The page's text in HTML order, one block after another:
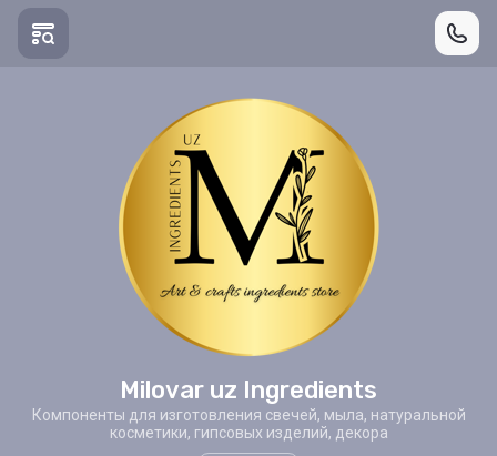
Milovar uz Ingredients
Компоненты для изготовления свечей, мыла, натуральной
косметики, гипсовых изделий, декора